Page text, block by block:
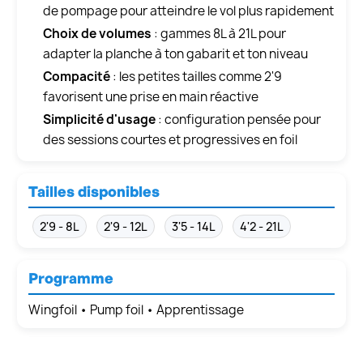
de pompage pour atteindre le vol plus rapidement
Choix de volumes : gammes 8L à 21L pour
adapter la planche à ton gabarit et ton niveau
Compacité: les petites tailles comme 2'9
favorisent une prise en main réactive
Simplicité d'usage: configuration pensée pour
des sessions courtes et progressives en foil
Tailles disponibles
2'9 - 8L 2'9 - 12L 3'5 - 14L 4'2 - 21L
Programme
Wingfoil • Pump foil • Apprentissage